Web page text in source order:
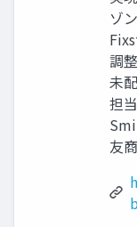
ゾ
調
未
担
友